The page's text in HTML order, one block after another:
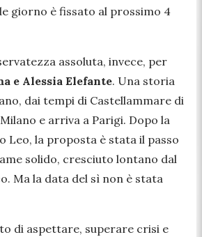
giorno è fissato al prossimo 4
assoluta, invece, per
e Alessia Elefante. Una storia
dai tempi di Castellammare di
e arriva a Parigi. Dopo la
Leo, la proposta è stata il passo
solido, cresciuto lontano dal
Ma la data del sì non è stata
di aspettare, superare crisi e